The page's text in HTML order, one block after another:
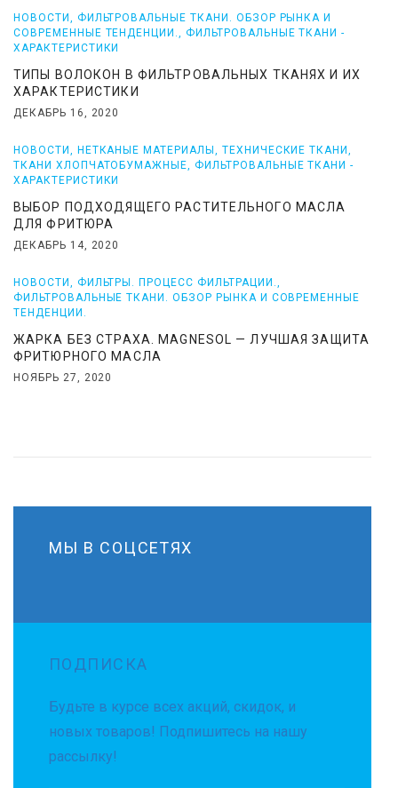
НОВОСТИ
ФИЛЬТРОВАЛЬНЫЕ ТКАНИ. ОБЗОР РЫНКА И
СОВРЕМЕННЫЕ ТЕНДЕНЦИИ.
,ФИЛЬТРОВАЛЬНЫЕ ТКАНИ -
ХАРАКТЕРИСТИКИ
ТИПЫ ВОЛОКОН В ФИЛЬТРОВАЛЬНЫХ ТКАНЯХ И ИХ
ХАРАКТЕРИСТИКИ
ДЕКАБРЬ 16, 2020
НОВОСТИ НЕТКАНЫЕ МАТЕРИАЛЫ ТЕХНИЧЕСКИЕ ТКАНИ
ТКАНИ ХЛОПЧАТОБУМАЖНЫЕ ,ФИЛЬТРОВАЛЬНЫЕ ТКАНИ -
ХАРАКТЕРИСТИКИ
ВЫБОР ПОДХОДЯЩЕГО РАСТИТЕЛЬНОГО МАСЛА
ДЛЯ ФРИТЮРА
ДЕКАБРЬ 14, 2020
НОВОСТИ ФИЛЬТРЫ. ПРОЦЕСС ФИЛЬТРАЦИИ.
ФИЛЬТРОВАЛЬНЫЕ ТКАНИ. ОБЗОР РЫНКА И СОВРЕМЕННЫЕ
ТЕНДЕНЦИИ.
ЖАРКА БЕЗ СТРАХА. MAGNESOL — ЛУЧШАЯ ЗАЩИТА
ФРИТЮРНОГО МАСЛА
НОЯБРЬ 27, 2020
МЫ В СОЦСЕТЯХ
ПОДПИСКА
Будьте в курсе всех акций, скидок, и
новых товаров! Подпишитесь на нашу
рассылку!